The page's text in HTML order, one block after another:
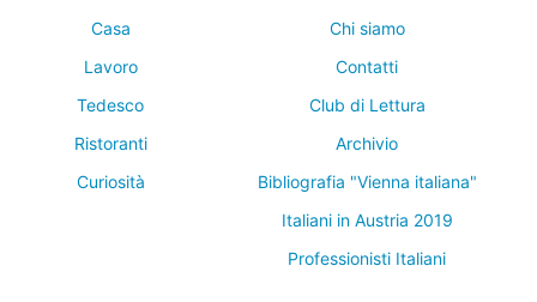
Casa
Lavoro
Tedesco
Ristoranti
Curiosità
Chi siamo
Contatti
Club di Lettura
Archivio
Bibliografia "Vienna italiana"
Italiani in Austria 2019
Professionisti Italiani